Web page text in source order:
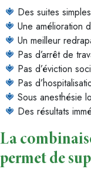
Des suites simples
Une amélioration
Un meilleur
Pas d’arrêt de
Pas d’éviction
Pas
Sous anesthésie
Des résultats
La
permet de